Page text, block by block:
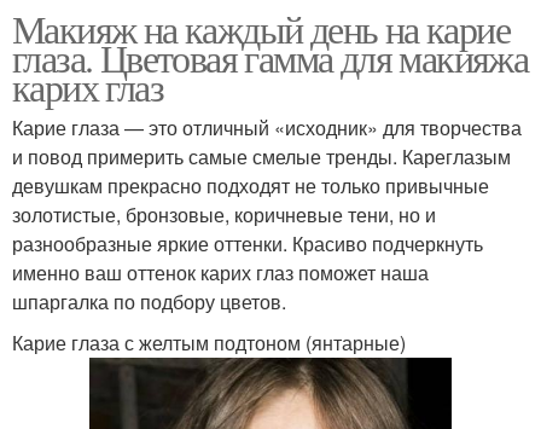
Макияж на каждый день на карие
глаза. Цветовая гамма для макияжа
карих глаз
Карие глаза — это отличный «исходник» для творчества
и повод примерить самые смелые тренды. Кареглазым
девушкам прекрасно подходят не только привычные
золотистые, бронзовые, коричневые тени, но и
разнообразные яркие оттенки. Красиво подчеркнуть
именно ваш оттенок карих глаз поможет наша
шпаргалка по подбору цветов.
Карие глаза с желтым подтоном (янтарные)